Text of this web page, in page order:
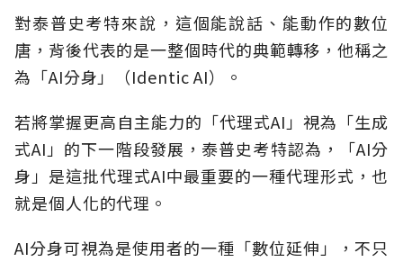
對泰普史考特來說，這個能說話、能動作的數位
唐，背後代表的是一整個時代的典範轉移，他稱之
為「AI分身」（Identic AI）。
若將掌握更高自主能力的「代理式AI」視為「生成
式AI」的下一階段發展，泰普史考特認為，「AI分
身」是這批代理式AI中最重要的一種代理形式，也
就是個人化的代理。
AI分身可視為是使用者的一種「數位延伸」，不只